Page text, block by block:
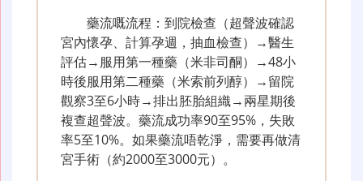
藥流嘅流程：到院檢查（超聲波確認
宮內懷孕、計算孕週，抽血檢查）→醫生
評估→服用第一種藥（米非司酮）→48小
時後服用第二種藥（米索前列醇）→留院
觀察3至6小時→排出胚胎組織→兩星期後
複查超聲波。藥流成功率90至95%，失敗
率5至10%。如果藥流唔乾淨，需要再做清
宮手術（約2000至3000元）。